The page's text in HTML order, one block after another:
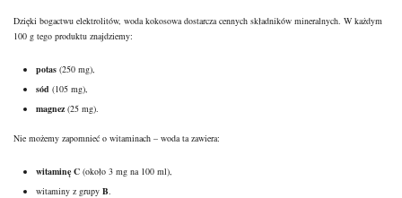
Dzięki bogactwu elektrolitów, woda kokosowa dostarcza cennych składników mineralnych . W każdym
100 g tego produktu znajdziemy:
potas (250 mg),
sód (105 mg),
magnez(25 mg).
Nie możemy zapomnieć o witaminach – woda ta zawiera:
witaminę C (około 3 mg na 100 ml),
witaminy z grupy B